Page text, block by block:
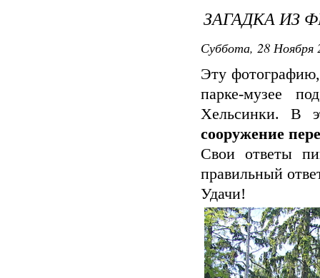
ЗАГАДКА ИЗ
Суббота, 28 Ноября
Эту
парке-музее
Хельсинки. В
сооружение
Свои ответы
правильный
Удачи!